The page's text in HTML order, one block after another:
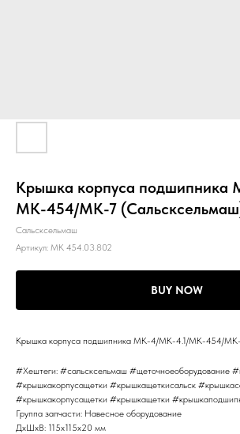
Крышка корпуса
МК-454/МК-7
Сальсксельмаш
Артикул: МК 454.03.802
BUY NOW
Крышка корпуса подшипника МК-4/МК-4.1/МК-454/МК-
#Хештеги: #сальсксельмаш #щеточноеоборудование
#крышкакорпусащетки #крышкащеткисальск
#крышкакорпусащетки #крышкащетки
Группа запчасти: Навесное оборудование
ДxШxВ: 115x115x20 мм